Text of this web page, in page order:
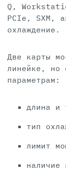
Q,
PCIe, SXM,
охлаждение.
Две карты
линейке, но
параметрам:
длина и
тип
лимит
наличие